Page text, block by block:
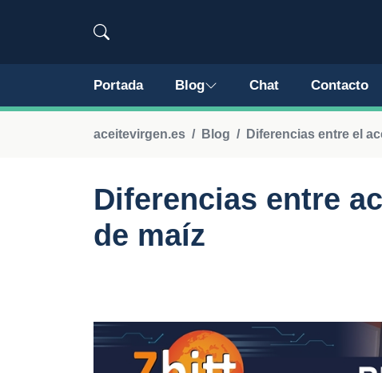
Portada Blog Chat Contacto
aceitevirgen.es Blog Diferencias entre el
Diferencias entre
de maíz